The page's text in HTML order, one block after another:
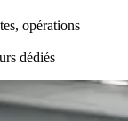
opérations
dédiés